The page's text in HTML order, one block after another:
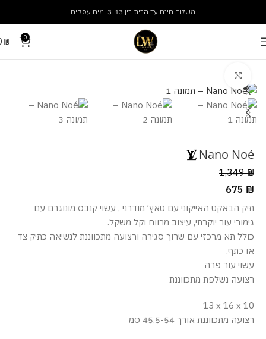
משלוח חינם עד הבית בין 3-13 ימים עסקים
0
₪
Nano Noé
1,349₪
675 ₪
תיק הבאקט האייקוני עם טאץ’ מודרני , עשוי קנבס מונוגרם עם
גימורי עור יוקרתי, עיצוב מרווח וקל משקל.
כולל תא מרכזי עם שרוך סגירה ורצועה מתכווננת לנשיאה כתיק צד
או כתף.
עשוי עור פרה
רצועה נשלפת מתכווננת
13 x 16 x 10
רצועה מתכווננת אורך 45.5-54 סמ